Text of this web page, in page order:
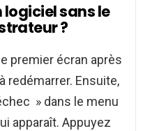
sans le
?
premier écran après
redémarrer. Ensuite,
» dans le menu
apparaît. Appuyez